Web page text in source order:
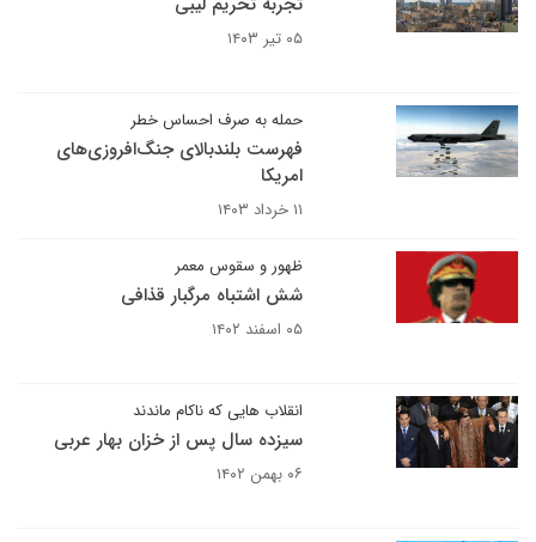
۰۵ تیر ۱۴۰۳
حمله به صرف احساس خطر
فهرست بلندبالای جنگ‌افروزی‌های
امریکا
۱۱ خرداد ۱۴۰۳
ظهور و سقوس معمر
شش اشتباه مرگبار قذافی
۰۵ اسفند ۱۴۰۲
انقلاب هایی که ناکام ماندند
سیزده سال پس از خزان بهار عربی
۰۶ بهمن ۱۴۰۲